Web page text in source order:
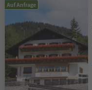
Auf Anfrage